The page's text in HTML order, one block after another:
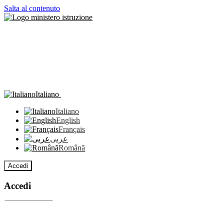
Salta al contenuto
Italiano
Italiano
English
Français
عربى
Română
Accedi
Accedi